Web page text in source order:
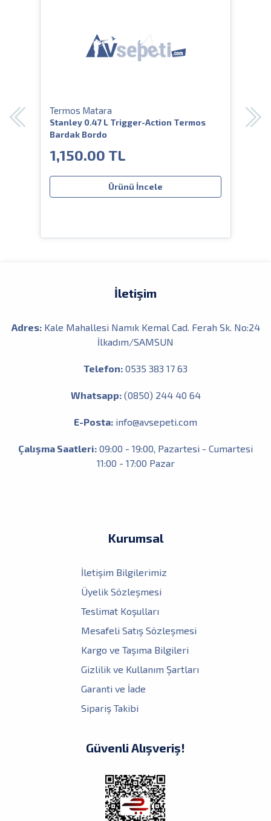
Termos Matara
Stanley 0.47 L Trigger-Action Termos
Bardak Bordo
1,150.00 TL
Ürünü İncele
İletişim
Adres:Kale Mahallesi Namık Kemal Cad. Ferah Sk. No:24
İlkadım/SAMSUN
Telefon: 0535 383 17 63
Whatsapp:(0850) 244 40 64
E-Posta: info@avsepeti.com
Çalışma Saatleri: 09:00 - 19:00, Pazartesi - Cumartesi
11:00 - 17:00 Pazar
Kurumsal
İletişim Bilgilerimiz
Üyelik Sözleşmesi
Teslimat Koşulları
Mesafeli Satış Sözleşmesi
Kargo ve Taşıma Bilgileri
Gizlilik ve Kullanım Şartları
Garanti ve İade
Sipariş Takibi
Güvenli Alışveriş!